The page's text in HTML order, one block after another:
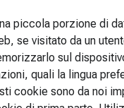
piccola porzione di
se visitato da un
sul
quali la lingua
cookie sono da noi